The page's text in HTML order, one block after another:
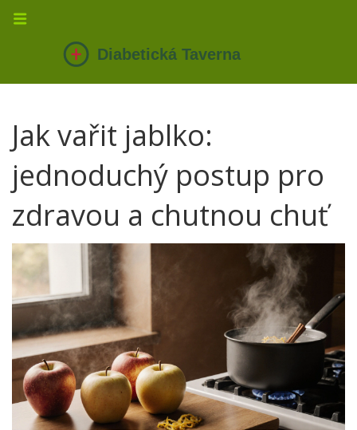
Jak vařit jablko:
jednoduchý postup pro
zdravou a chutnou chuť